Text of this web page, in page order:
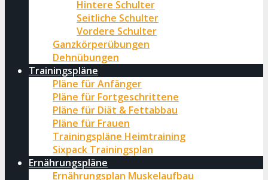
Hintere Schulter
Seitliche Schulter
Vordere Schulter
Ganzkörperübungen
Dehnübungen
Trainingspläne
Pläne für Anfänger
Pläne für Fortgeschrittene
Pläne für Diät & Fettabbau
Pläne für Frauen
Trainingspläne Heimtraining
Sixpack Trainingsplan
Ernährungspläne
Ernährungsplan Muskelaufbau